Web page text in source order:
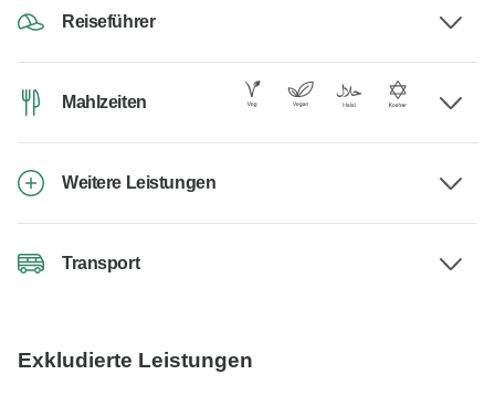
Reiseführer
Mahlzeiten
Weitere Leistungen
Transport
Exkludierte Leistungen